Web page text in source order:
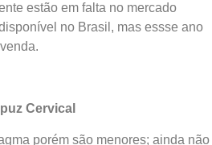
estão em falta no mercado
no Brasil, mas essse ano
Cervical
porém são menores; ainda não